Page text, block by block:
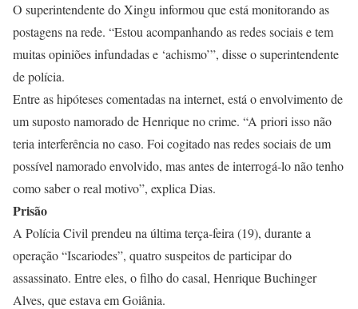
O superintendente do Xingu informou que está monitorando as
postagens na rede. “Estou acompanhando as redes sociais e tem
muitas opiniões infundadas e ‘achismo’”, disse o superintendente
de polícia.
Entre as hipóteses comentadas na internet, está o envolvimento de
um suposto namorado de Henrique no crime. “A priori isso não
teria interferência no caso. Foi cogitado nas redes sociais de um
possível namorado envolvido, mas antes de interrogá-lo não tenho
como saber o real motivo”, explica Dias.
Prisão
A Polícia Civil prendeu na última terça-feira (19), durante a
operação “Iscariodes”, quatro suspeitos de participar do
assassinato. Entre eles, o filho do casal, Henrique Buchinger
Alves, que estava em Goiânia.